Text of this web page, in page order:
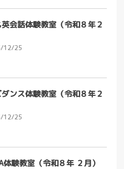
会話体験教室（令和８年２
12/25
ンス体験教室（令和８年２
12/25
体験教室（令和８年 ２月）